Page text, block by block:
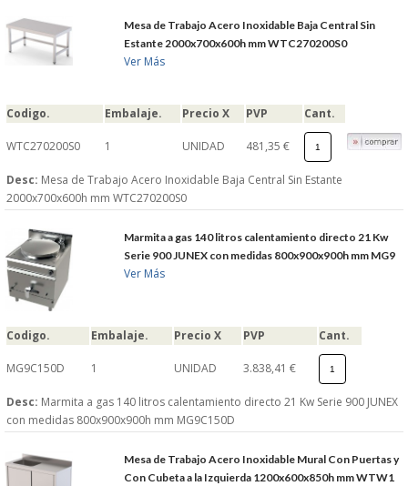
Mesa de Trabajo Acero Inoxidable Baja Central Sin
Estante 2000x700x600h mm WTC270200S0
Ver Más
Codigo. Embalaje. Precio X PVP Cant.
WTC270200S0 1 UNIDAD 481,35 €
Desc: Mesa de Trabajo Acero Inoxidable Baja Central Sin Estante
2000x700x600h mm WTC270200S0
Marmita a gas 140 litros calentamiento directo 21 Kw
Serie 900 JUNEX con medidas 800x900x900h mm MG9
Ver Más
Codigo. Embalaje. Precio X PVP Cant.
MG9C150D 1 UNIDAD 3.838,41 €
Desc: Marmita a gas 140 litros calentamiento directo 21 Kw Serie 900 JUNEX
con medidas 800x900x900h mm MG9C150D
Mesa de Trabajo Acero Inoxidable Mural Con Puertas y
Con Cubeta a la Izquierda 1200x600x850h mm WTW1